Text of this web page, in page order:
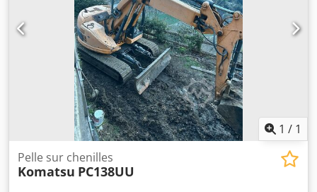
1 / 1
Pelle sur chenilles
Komatsu PC138UU